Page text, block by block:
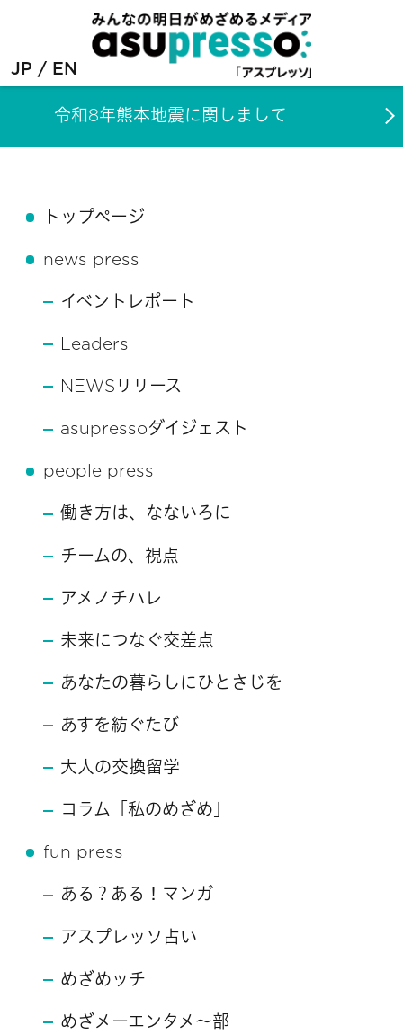
JP EN
令和8年熊本地震に関しまして
トップページ
news press
イベントレポート
Leaders
NEWSリリース
asupressoダイジェスト
people press
働き方は、なないろに
チームの、視点
アメノチハレ
未来につなぐ交差点
あなたの暮らしにひとさじを
あすを紡ぐたび
大人の交換留学
コラム「私のめざめ」
fun press
ある？ある！マンガ
アスプレッソ占い
めざめッチ
めざメーエンタメ～部